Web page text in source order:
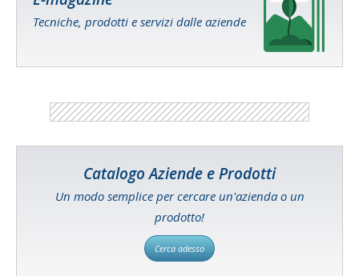
Tecniche, prodotti e servizi dalle aziende
Catalogo Aziende e Prodotti
Un modo semplice per cercare un'azienda o un
prodotto!
Cerca adesso